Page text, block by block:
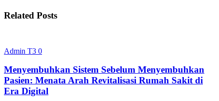
Related Posts
Admin T3 0
Menyembuhkan Sistem Sebelum Menyembuhkan
Pasien: Menata Arah Revitalisasi Rumah Sakit di
Era Digital